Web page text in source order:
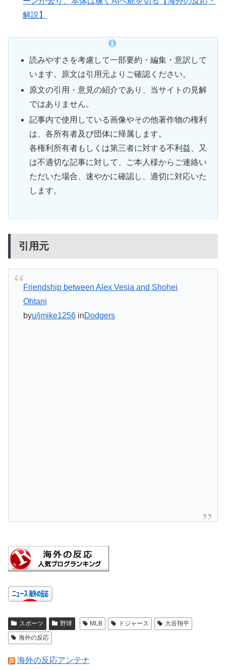
解説】
読みやすさを考慮して一部要約・編集・意訳して
います。原文は引用元よりご確認ください。
原文の引用・意見の紹介であり、当サイトの見解
ではありません。
記事内で使用している画像やその他著作物の権利
は、各所有者及び団体に帰属します。
各権利所有者もしくは第三者に対する不利益、又
は不適切な記事に対して、ご本人様からご連絡い
ただいた場合、速やかに確認し、適切に対応いた
します。
引用元
Friendship between Alex Vesia and Shohei
Ohtani
byu/jmike1256inDodgers
スポーツ 野球 MLB ドジャース
大谷翔平
海外の反応
海外の反応アンテナ